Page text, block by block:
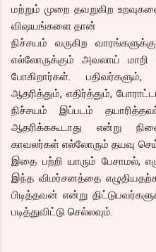
மற்றும் முறை தவறுகிற
விஷயங்களை தான்
நிச்சயம் வருகிற
எல்லோருக்கும் அவலாய் மாறி
போகிறார்கள்.
ஆதரித்தும், எதிர்த்தும்,
நிச்சயம் இப்படம்
ஆதரிக்ககூடாது என்று
காவலர்கள் எல்லோரும் தயவு
இதை பற்றி யாரும் பேசாமல்,
இந்த விமர்சனத்தை
பிடித்தவன் என்று
படித்துவிட்டு செல்லவும்.